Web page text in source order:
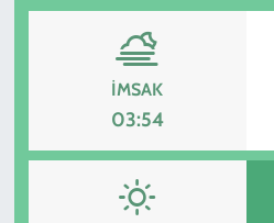
İMSAK
03:54